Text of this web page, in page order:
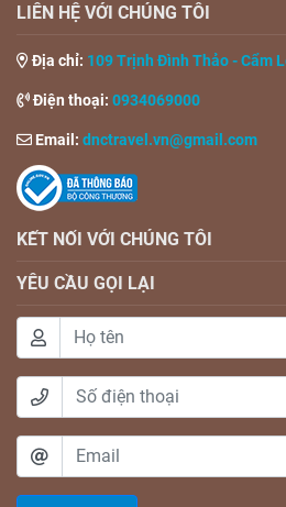
LIÊN HỆ VỚI CHÚNG TÔI
Địa chỉ: 109 Trịnh Đình Thảo - Cẩm
Điện thoại: 0934069000
Email: dnctravel.vn@gmail.com
KẾT NỐI VỚI CHÚNG TÔI
YÊU CẦU GỌI LẠI